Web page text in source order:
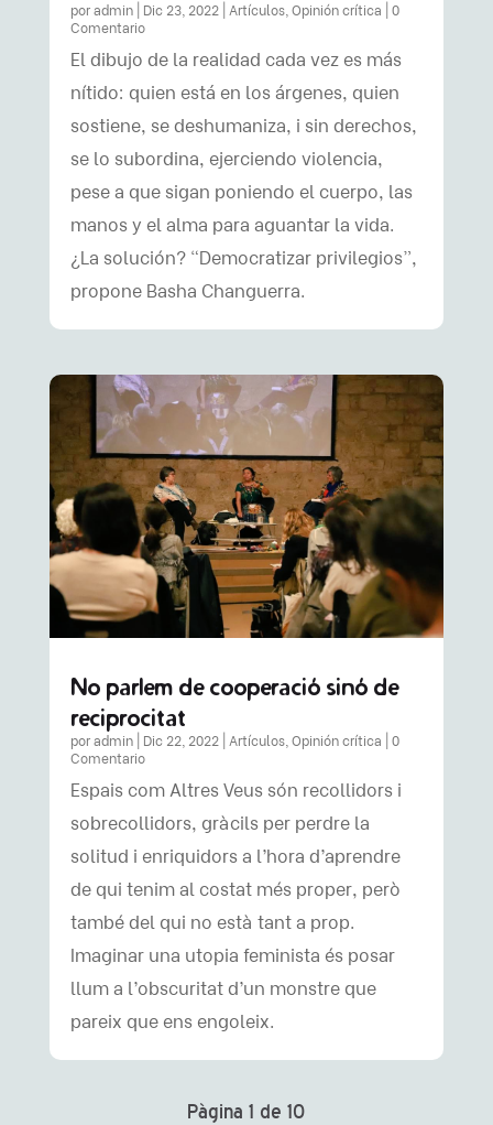
por admin| Dic 23, 2022| Artículos, Opinión crítica | 0
Comentario
El dibujo de la realidad cada vez es más
nítido: quien está en los árgenes, quien
sostiene, se deshumaniza, i sin derechos,
se lo subordina, ejerciendo violencia,
pese a que sigan poniendo el cuerpo, las
manos y el alma para aguantar la vida.
¿La solución? “Democratizar privilegios”,
propone Basha Changuerra.
No parlem de cooperació sinó de
reciprocitat
por admin| Dic 22, 2022| Artículos, Opinión crítica | 0
Comentario
Espais com Altres Veus són recollidors i
sobrecollidors, gràcils per perdre la
solitud i enriquidors a l’hora d’aprendre
de qui tenim al costat més proper, però
també del qui no està tant a prop.
Imaginar una utopia feminista és posar
llum a l’obscuritat d’un monstre que
pareix que ens engoleix.
Pàgina 1 de 10